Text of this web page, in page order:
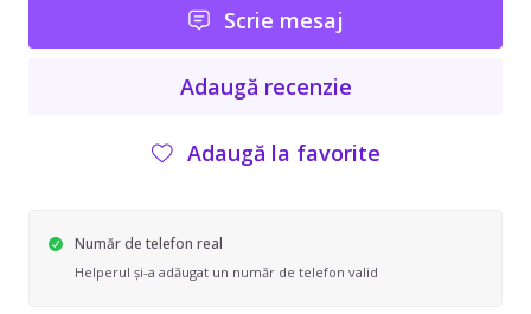
Scrie mesaj
Adaugă recenzie
Adaugă la favorite
Număr de telefon real
Helperul și-a adăugat un număr de telefon valid